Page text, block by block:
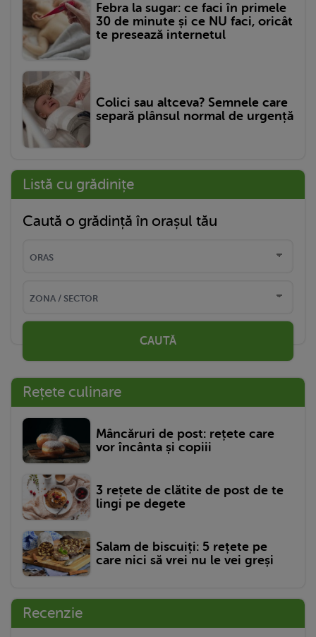
Febra la sugar: ce faci în primele
30 de minute și ce NU faci, oricât
te presează internetul
Colici sau altceva? Semnele care
separă plânsul normal de urgență
Listă cu grădinițe
Caută o grădință în orașul tău
CAUTĂ
Rețete culinare
Mâncăruri de post: rețete care
vor încânta și copiii
3 rețete de clătite de post de te
lingi pe degete
Salam de biscuiți: 5 rețete pe
care nici să vrei nu le vei greși
Recenzie